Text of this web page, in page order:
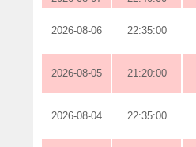
2026-08-06 22:35:00
2026-08-05 21:20:00
2026-08-04 22:35:00